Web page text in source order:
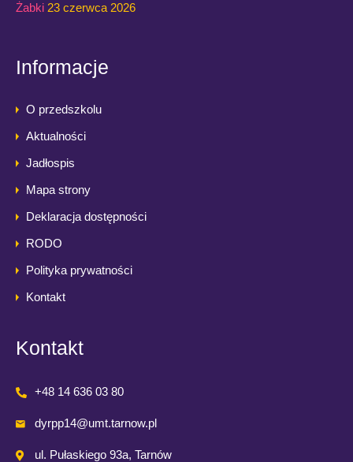
Żabki 23 czerwca 2026
Informacje
O przedszkolu
Aktualności
Jadłospis
Mapa strony
Deklaracja dostępności
RODO
Polityka prywatności
Kontakt
Kontakt
+48 14 636 03 80
dyrpp14@umt.tarnow.pl
ul. Pułaskiego 93a, Tarnów